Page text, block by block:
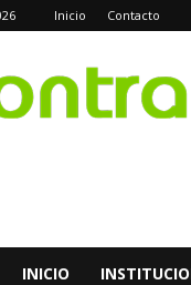
Inicio Contacto
Contratistas
INICIO